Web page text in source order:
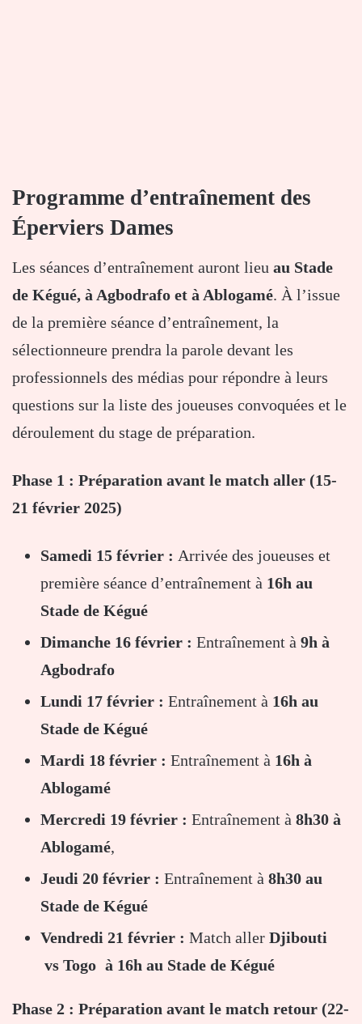
Programme d’entraînement des
Éperviers Dames
Les séances d’entraînement auront lieu au Stade
de Kégué, à Agbodrafo et à Ablogamé. À l’issue
de la première séance d’entraînement, la
sélectionneure prendra la parole devant les
professionnels des médias pour répondre à leurs
questions sur la liste des joueuses convoquées et le
déroulement du stage de préparation.
Phase 1 : Préparation avant le match aller (15-
21 février 2025)
Samedi 15 février : Arrivée des joueuses et
première séance d’entraînement à 16h au
Stade de Kégué
Dimanche 16 février : Entraînement à 9h à
Agbodrafo
Lundi 17 février : Entraînement à 16h au
Stade de Kégué
Mardi 18 février : Entraînement à 16h à
Ablogamé
Mercredi 19 février : Entraînement à 8h30 à
Ablogamé,
Jeudi 20 février : Entraînement à 8h30 au
Stade de Kégué
Vendredi 21 février : Match aller Djibouti
vs Togo à 16h au Stade de Kégué
Phase 2 : Préparation avant le match retour (22-